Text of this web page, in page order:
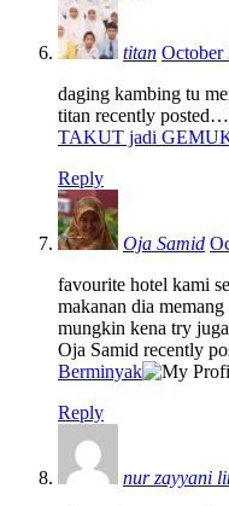
titan October
daging kambing tu
titan recently posted…
TAKUT jadi
Reply
Oja Samid
favourite hotel kami
makanan dia
mungkin kena try
Oja Samid recently
Berminyak
Reply
nur zayyani